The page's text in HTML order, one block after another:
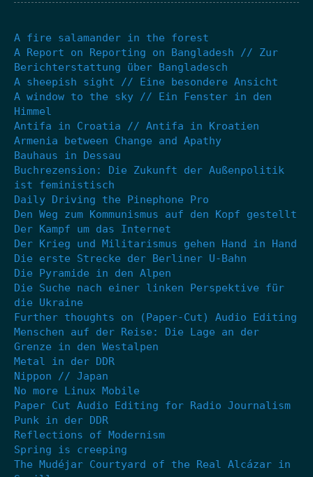
A fire salamander in the forest
A Report on Reporting on Bangladesh // Zur
Berichterstattung über Bangladesch
A sheepish sight // Eine besondere Ansicht
A window to the sky // Ein Fenster in den
Himmel
Antifa in Croatia // Antifa in Kroatien
Armenia between Change and Apathy
Bauhaus in Dessau
Buchrezension: Die Zukunft der Außenpolitik
ist feministisch
Daily Driving the Pinephone Pro
Den Weg zum Kommunismus auf den Kopf gestellt
Der Kampf um das Internet
Der Krieg und Militarismus gehen Hand in Hand
Die erste Strecke der Berliner U-Bahn
Die Pyramide in den Alpen
Die Suche nach einer linken Perspektive für
die Ukraine
Further thoughts on (Paper-Cut) Audio Editing
Menschen auf der Reise: Die Lage an der
Grenze in den Westalpen
Metal in der DDR
Nippon // Japan
No more Linux Mobile
Paper Cut Audio Editing for Radio Journalism
Punk in der DDR
Reflections of Modernism
Spring is creeping
The Mudéjar Courtyard of the Real Alcázar in